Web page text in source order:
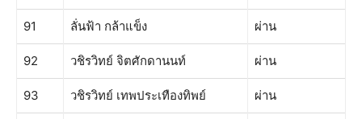
91 ลั่นฟ้า กล้าแข็ง ผ่าน
92 วชิรวิทย์ จิตศักดานนท์ ผ่าน
93 วชิรวิทย์ เทพประเทืองทิพย์ ผ่าน